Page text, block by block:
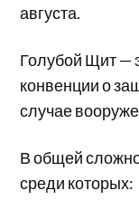
августа.
Голубой Щит —
конвенции о
случае
В общей
среди которых: